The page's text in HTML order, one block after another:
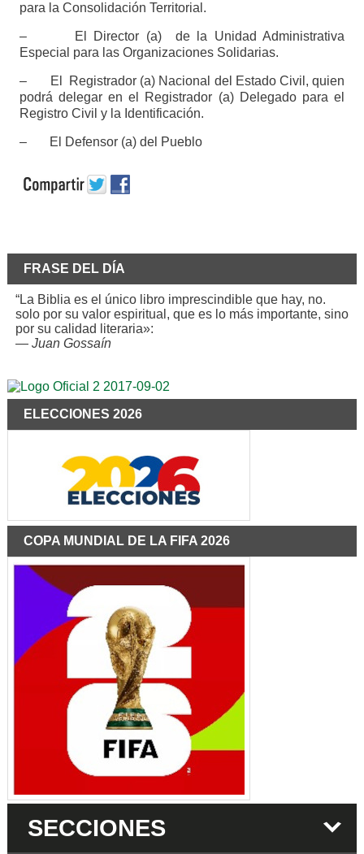
para la Consolidación Territorial.
– El Director (a) de la Unidad Administrativa
Especial para las Organizaciones Solidarias.
– El Registrador (a) Nacional del Estado Civil, quien
podrá delegar en el Registrador (a) Delegado para el
Registro Civil y la Identificación.
– El Defensor (a) del Pueblo
FRASE DEL DÍA
“La Biblia es el único libro imprescindible que hay, no.
solo por su valor espiritual, que es lo más importante, sino
por su calidad literaria»:
— Juan Gossaín
ELECCIONES 2026
COPA MUNDIAL DE LA FIFA 2026
SECCIONES